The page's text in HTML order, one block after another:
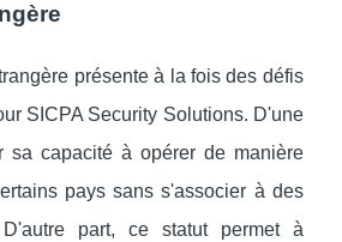
présente à la fois des défis
SICPA Security Solutions. D'une
sa capacité à opérer de manière
pays sans s'associer à des
part, ce statut permet à